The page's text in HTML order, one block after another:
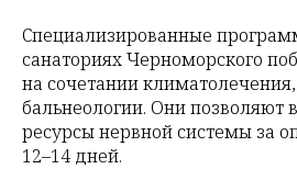
Специализированные
санаториях Черноморского
на сочетании
бальнеологии. Они позволяют
ресурсы нервной системы за
12–14 дней.